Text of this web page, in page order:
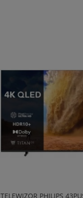
TELEWIZOR PHILIPS